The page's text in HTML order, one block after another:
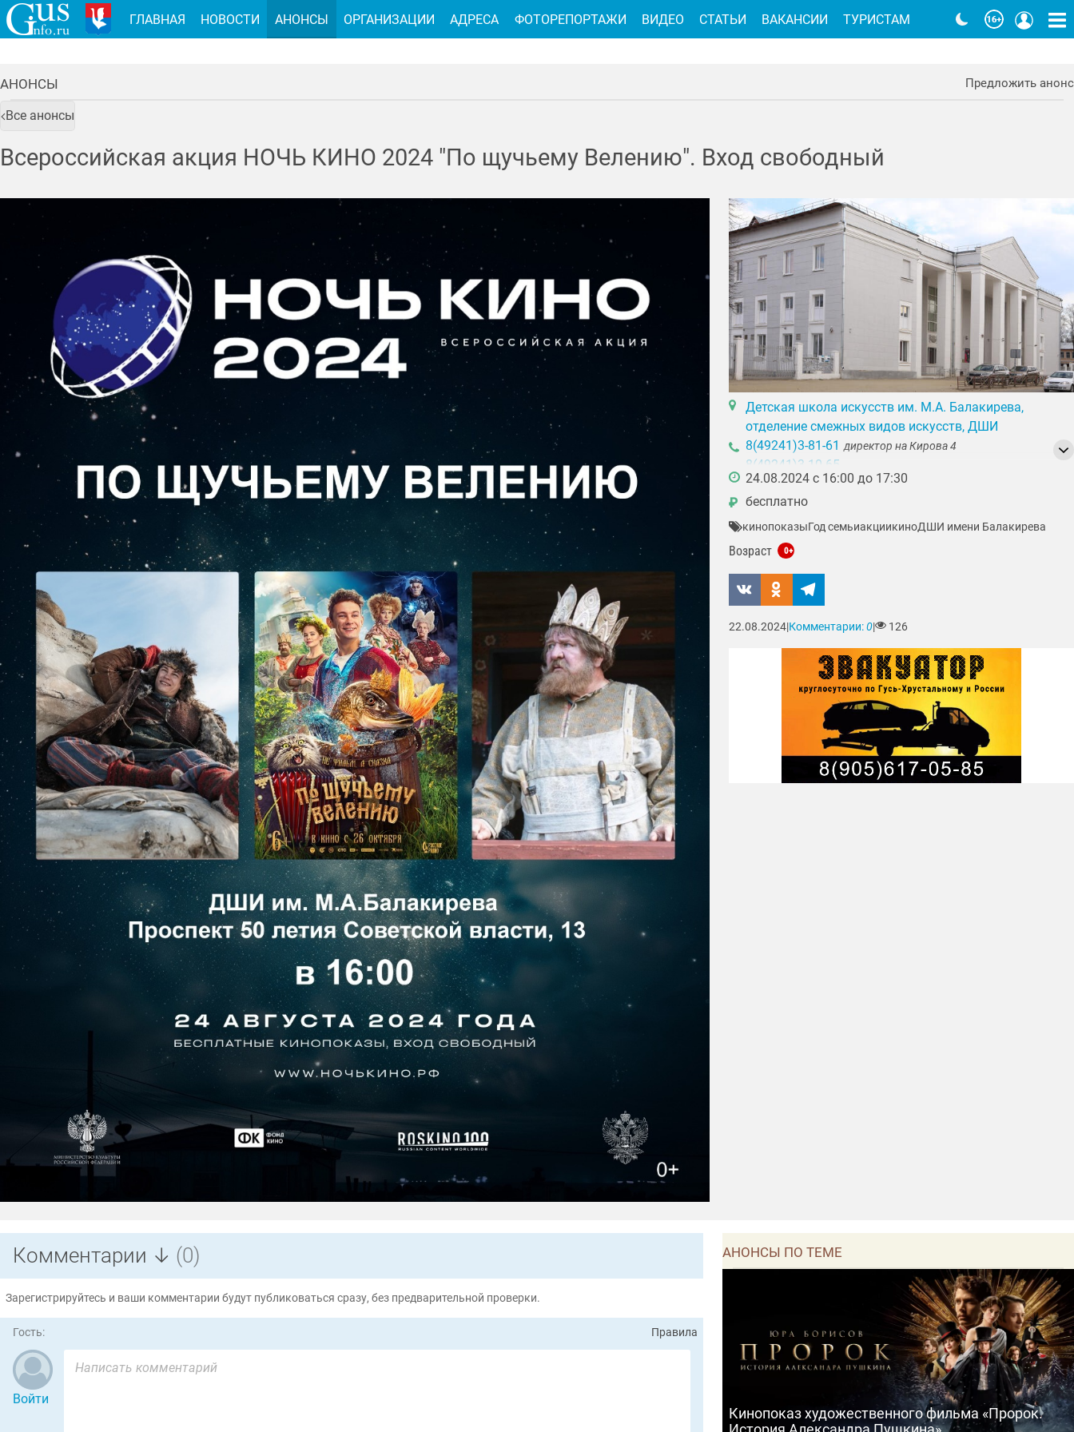
АНОНСЫ Предложить анонс
Все анонсы
Всероссийская акция НОЧЬ КИНО 2024 "По щучьему Велению". Вход свободный
Детская школа искусств им. М.А. Балакирева,
отделение смежных видов искусств, ДШИ
8(49241)3-81-61 директор на Кирова 4
8(49241)3-10-65
8(49241)2-22-46 отдел кадров, учебная часть
24.08.2024 с 16:00 до 17:30
бесплатно
₽
кинопоказыГод семьиакциикиноДШИ имени Балакирева
Возраст 0+
22.08.2024 Комментарии:0 126
Комментарии ↓ (0)
Зарегистрируйтесь и ваши комментарии будут публиковаться сразу, без предварительной проверки.
Гость: Правила
Войти
АНОНСЫ ПО ТЕМЕ
Кинопоказ художественного фильма «Пророк.
ГЛАВНАЯ НОВОСТИ АНОНСЫ ОРГАНИЗАЦИИ АДРЕСА ФОТОРЕПОРТАЖИ ВИДЕО СТАТЬИ ВАКАНСИИ ТУРИСТАМ